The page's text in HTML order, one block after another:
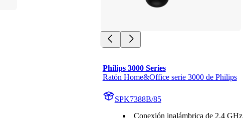
Philips 3000 Series
Ratón Home&Office serie 3000 de Philips
SPK7388B/85
Conexión inalámbrica de 2,4 GHz